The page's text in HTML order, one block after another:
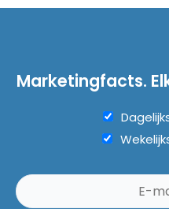
Marketingfacts.